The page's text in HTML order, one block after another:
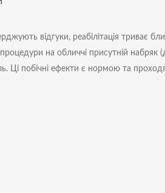
відгуки, реабілітація триває
на обличчі присутній набряк
Ці побічні ефекти є нормою та